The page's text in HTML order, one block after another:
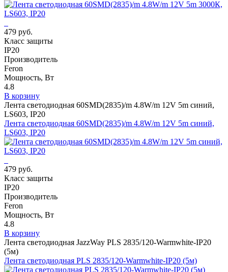
479 руб.
Класс защиты
IP20
Производитель
Feron
Мощность, Вт
4.8
В корзину
Лента светодиодная 60SMD(2835)/m 4.8W/m 12V 5m синий,
LS603, IP20
Лента светодиодная 60SMD(2835)/m 4.8W/m 12V 5m синий,
LS603, IP20
479 руб.
Класс защиты
IP20
Производитель
Feron
Мощность, Вт
4.8
В корзину
Лента светодиодная JazzWay PLS 2835/120-Warmwhite-IP20
(5м)
Лента светодиодная PLS 2835/120-Warmwhite-IP20 (5м)